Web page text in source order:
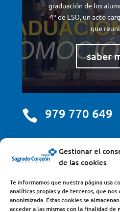
Gestionar el
de las cookies
Te informamos que nuestra página usa
analíticas propias y de terceros, que
anonimizada. Estas cookies se
acceder a las mismas con la finalidad de
graduación de los
4º de ESO, un acto
que
saber
 979 770 649
Colegio y Seminario
Avda. Castilla y León, s/n –